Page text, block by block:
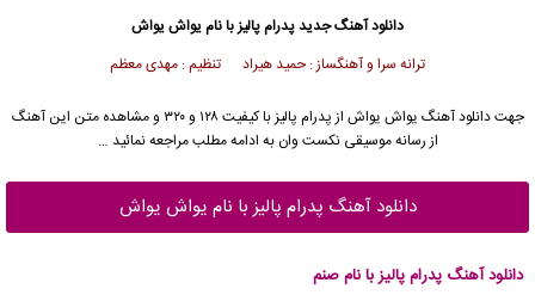
دانلود آهنگ جدیدپدرام پالیزبا نام یواش یواش
ترانه سرا و آهنگساز : حمید هیراد تنظیم : مهدی معظم
جهت دانلود آهنگ یواش یواش از پدرام پالیز
با کیفیت ۱۲۸ و ۳۲۰ و مشاهده متن این آهنگ
از رسانه موسیقی نکست وان به ادامه مطلب مراجعه نمائید …
دانلود آهنگ پدرام پالیز با نام یواش یواش
دانلود آهنگ پدرام پالیز با نام صنم